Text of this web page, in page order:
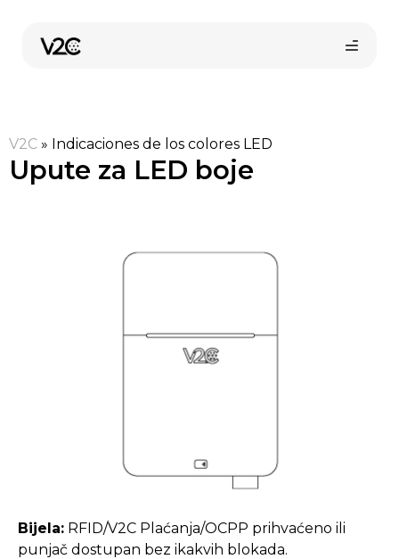
sadržaj
Kupi online
V2C » Indicaciones de los colores LED
Upute za LED boje
Bijela: RFID/V2C Plaćanja/OCPP prihvaćeno ili
punjač dostupan bez ikakvih blokada.